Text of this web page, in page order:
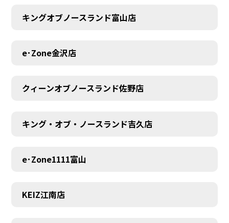
MEMBER
キングオブノースランド富山店
e･Zone金沢店
クィーンオブノースランド佐野店
キング・オブ・ノースランド吉久店
e･Zone1111富山
KEIZ江南店